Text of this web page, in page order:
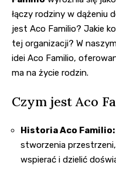
łączy rodziny w dążeniu
jest Aco Familio? Jakie
tej organizacji? W
idei Aco Familio,
ma na życie rodzin.
Czym jest Aco
Historia Aco Familio:
stworzenia
wspierać i dzielić